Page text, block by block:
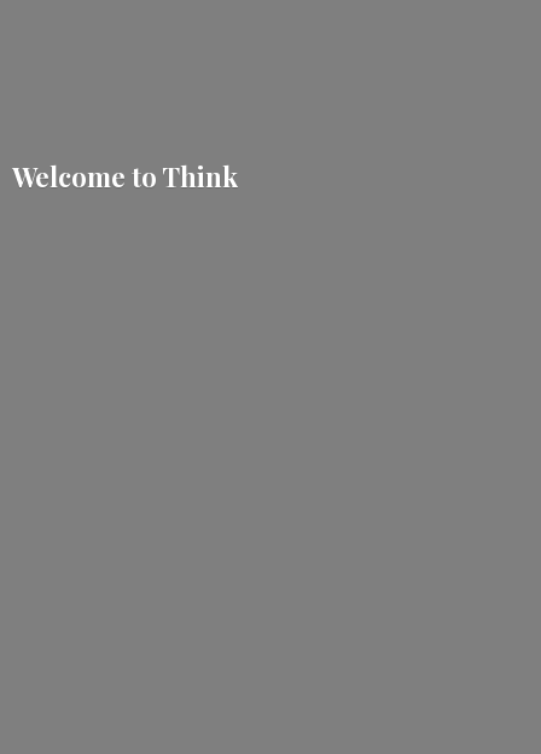
Welcome to Think